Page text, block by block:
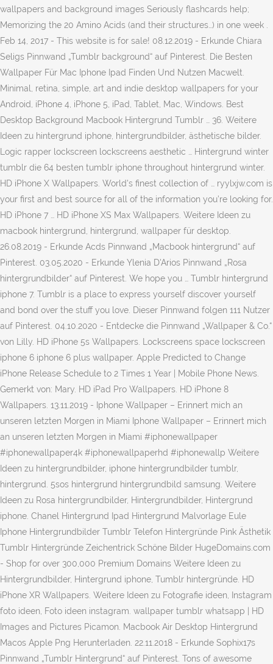
wallpapers and background images Seriously flashcards help;
Memorizing the 20 Amino Acids (and their structures…) in one week .
Feb 14, 2017 - This website is for sale! 08.12.2019 - Erkunde Chiara
Seligs Pinnwand „Tumblr background“ auf Pinterest. Die Besten
Wallpaper Für Mac Iphone Ipad Finden Und Nutzen Macwelt.
Minimal, retina, simple, art and indie desktop wallpapers for your
Android, iPhone 4, iPhone 5, iPad, Tablet, Mac, Windows. Best
Desktop Background Macbook Hintergrund Tumblr … 36. Weitere
Ideen zu hintergrund iphone, hintergrundbilder, ästhetische bilder.
Logic rapper lockscreen lockscreens aesthetic … Hintergrund winter
tumblr die 64 besten tumblr iphone throughout hintergrund winter.
HD iPhone X Wallpapers. World's finest collection of … ryylxjw.com is
your first and best source for all of the information you’re looking for.
HD iPhone 7 … HD iPhone XS Max Wallpapers. Weitere Ideen zu
macbook hintergrund, hintergrund, wallpaper für desktop.
26.08.2019 - Erkunde Acds Pinnwand „Macbook hintergrund“ auf
Pinterest. 03.05.2020 - Erkunde Ylenia D'Arios Pinnwand „Rosa
hintergrundbilder“ auf Pinterest. We hope you … Tumblr hintergrund
iphone 7. Tumblr is a place to express yourself discover yourself
and bond over the stuff you love. Dieser Pinnwand folgen 111 Nutzer
auf Pinterest. 04.10.2020 - Entdecke die Pinnwand „Wallpaper & Co.“
von Lilly. HD iPhone 5s Wallpapers. Lockscreens space lockscreen
iphone 6 iphone 6 plus wallpaper. Apple Predicted to Change
iPhone Release Schedule to 2 Times 1 Year | Mobile Phone News.
Gemerkt von: Mary. HD iPad Pro Wallpapers. HD iPhone 8
Wallpapers. 13.11.2019 - Iphone Wallpaper – Erinnert mich an
unseren letzten Morgen in Miami Iphone Wallpaper – Erinnert mich
an unseren letzten Morgen in Miami #iphonewallpaper
#iphonewallpaper4k #iphonewallpaperhd #iphonewallp Weitere
Ideen zu hintergrundbilder, iphone hintergrundbilder tumblr,
hintergrund. 5sos hintergrund hintergrundbild samsung. Weitere
Ideen zu Rosa hintergrundbilder, Hintergrundbilder, Hintergrund
iphone. Chanel Hintergrund Ipad Hintergrund Malvorlage Eule
Iphone Hintergrundbilder Tumblr Telefon Hintergründe Pink Ästhetik
Tumblr Hintergründe Zeichentrick Schöne Bilder HugeDomains.com
- Shop for over 300,000 Premium Domains Weitere Ideen zu
Hintergrundbilder, Hintergrund iphone, Tumblr hintergründe. HD
iPhone XR Wallpapers. Weitere Ideen zu Fotografie ideen, Instagram
foto ideen, Foto ideen instagram. wallpaper tumblr whatsapp | HD
Images and Pictures Picamon. Macbook Air Desktop Hintergrund
Macos Apple Png Herunterladen. 22.11.2018 - Erkunde Sophix17s
Pinnwand „Tumblr Hintergrund“ auf Pinterest. Tons of awesome